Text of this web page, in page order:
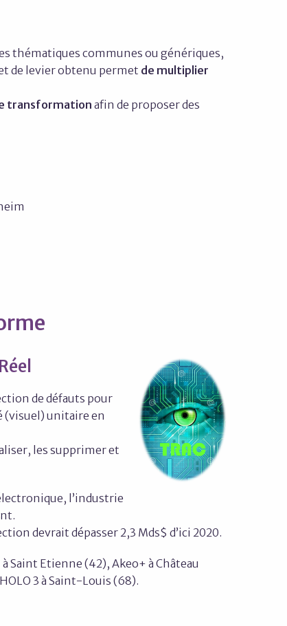
thématiques communes ou génériques,
de levier obtenu permet de multiplier
transformationafin de proposer des
de défauts pour
(visuel) unitaire en
les supprimer et
l’industrie
devrait dépasser 2,3 Mds$ d’ici 2020.
Saint Etienne (42), Akeo+ à Château
3 à Saint-Louis (68).